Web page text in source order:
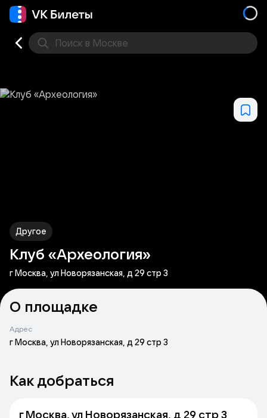
Поиск в Москве
Другое
Клуб «Археология»
г Москва, ул Новорязанская, д 29 стр 3
О площадке
Адрес
г Москва, ул Новорязанская, д 29 стр 3
Как добраться
г Москва, ул Новорязанская, д 29 стр 3